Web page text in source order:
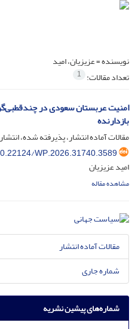
نویسنده =عزیزیان، امید
تعداد مقالات: 1
امنیت عربستان سعودی در
بازدارنده
مقالات آماده انتشار، پذیرفته شده، انتشار
WP.2026.31740.3589
امید عزیزیان
مشاهده مقاله
مقالات آماده انتشار
شماره جاری
شماره‌های پیشین نشریه